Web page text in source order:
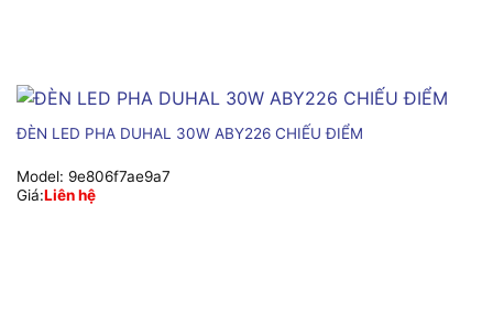
ĐÈN LED PHA DUHAL 30W ABY226 CHIẾU ĐIỂM
Model: 9e806f7ae9a7
Giá:Liên hệ